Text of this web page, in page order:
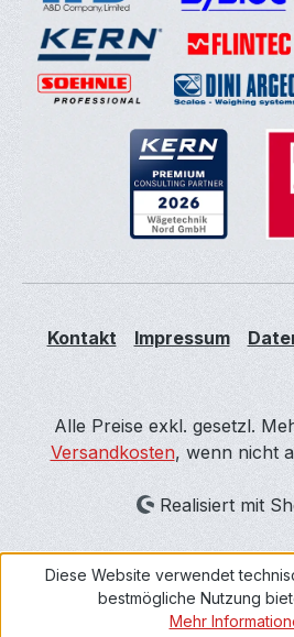
Kontakt Impressum
Alle Preise exkl. gesetzl.
Versandkosten, wenn nicht
Realisiert mit
Diese Website verwendet
bestmögliche Nutzung
Mehr